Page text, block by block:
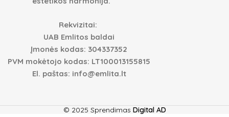
Rekvizitai:
UAB Emlitos baldai
Įmonės kodas: 304337352
PVM mokėtojo kodas: LT100013155815
El. paštas: info@emlita.lt
© 2025 Sprendimas Digital AD